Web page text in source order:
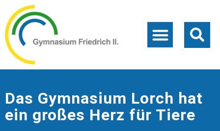
Das Gymnasium Lorch hat
ein großes Herz für Tiere